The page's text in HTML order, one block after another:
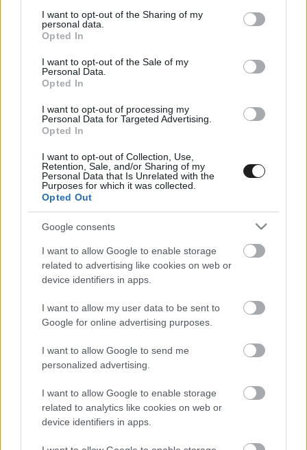
not limited to your visit or usage behaviour. You may click to
grant or deny consent to Google and its third-party tags to
use your data for below specified purposes in below Google
consent section.
I want to opt-out of the Sharing of my
personal data.
Opted In
I want to opt-out of the Sale of my
Personal Data.
Opted In
I want to opt-out of processing my
Personal Data for Targeted Advertising.
Opted In
I want to opt-out of Collection, Use,
Retention, Sale, and/or Sharing of my
Personal Data that Is Unrelated with the
Purposes for which it was collected.
Opted Out
Google consents
I want to allow Google to enable storage
related to advertising like cookies on web or
device identifiers in apps.
I want to allow my user data to be sent to
Google for online advertising purposes.
I want to allow Google to send me
personalized advertising.
I want to allow Google to enable storage
related to analytics like cookies on web or
device identifiers in apps.
A NASCAR és az iRacing egyetemi E-Sport sorozatot
Lezajlott az LA Coliseum iRacinges főprobája, az
eNASCAR Clash – VIDEÓ
5 versennyel érkezik az eNASCAR
International iRacing Series
Immárom öt versenyt rendeznek a valós versenyzők
részvételével zajló nemzetközi eNASCAR szezonban. 2021-ben